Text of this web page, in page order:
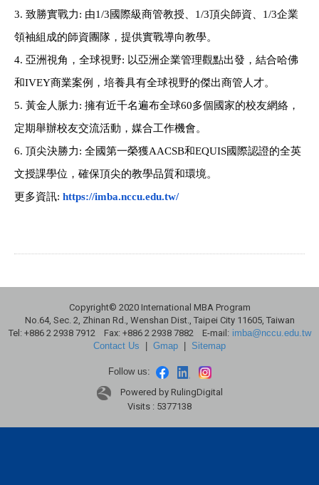
3. 致勝實戰力: 由1/3國際級商管教授、 1/3頂尖師資、 1/3企業
領袖組成的師資團隊，提供實戰導向教學。
4. 亞洲視角，全球視野: 以亞洲企業管理觀點出發，結合哈佛
和IVEY商業案例， 培養具有全球視野的傑出商管人才。
5. 黃金人脈力: 擁有近千名遍布全球60多個國家的校友網絡，
定期舉辦校友交流活動，媒合工作機會。
6. 頂尖決勝力: 全國第一榮獲AACSB和EQUIS國際認證的全英
文授課學位， 確保頂尖的教學品質和環境。
更多資訊: https://imba.nccu.edu.tw/
Copyright© 2020 International MBA Program
No.64, Sec. 2, Zhinan Rd., Wenshan Dist., Taipei City 11605, Taiwan
Tel: +886 2 2938 7912 Fax: +886 2 2938 7882 E-mail: imba@nccu.edu.tw
Contact Us
Gmap Sitemap
Follow us:
Powered by RulingDigital
Visits : 5377138